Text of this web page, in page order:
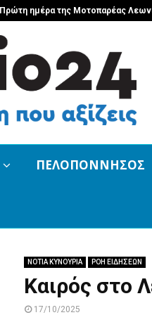
Πρώτη ημέρα της Μοτοπαρέας
ΠΕΛΟΠΟΝΝΗΣΟΣ
ΝΟΤΙΑ ΚΥΝΟΥΡΙΑ ΡΟΗ ΕΙΔΗΣΕΩΝ
Καιρός στο
17/10/2025